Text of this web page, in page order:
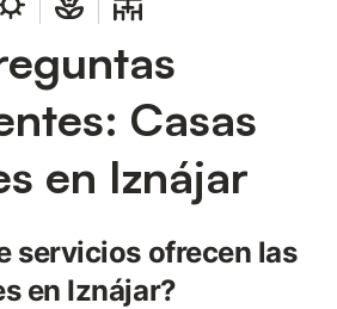
Casas
en Iznájar
servicios ofrecen las
en Iznájar?